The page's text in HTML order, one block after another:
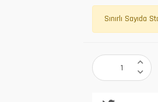
Sınırlı Sayıda